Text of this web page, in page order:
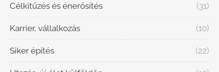
Célkitűzés és énerősítés (31)
Karrier, vállalkozás (10)
Siker építés (22)